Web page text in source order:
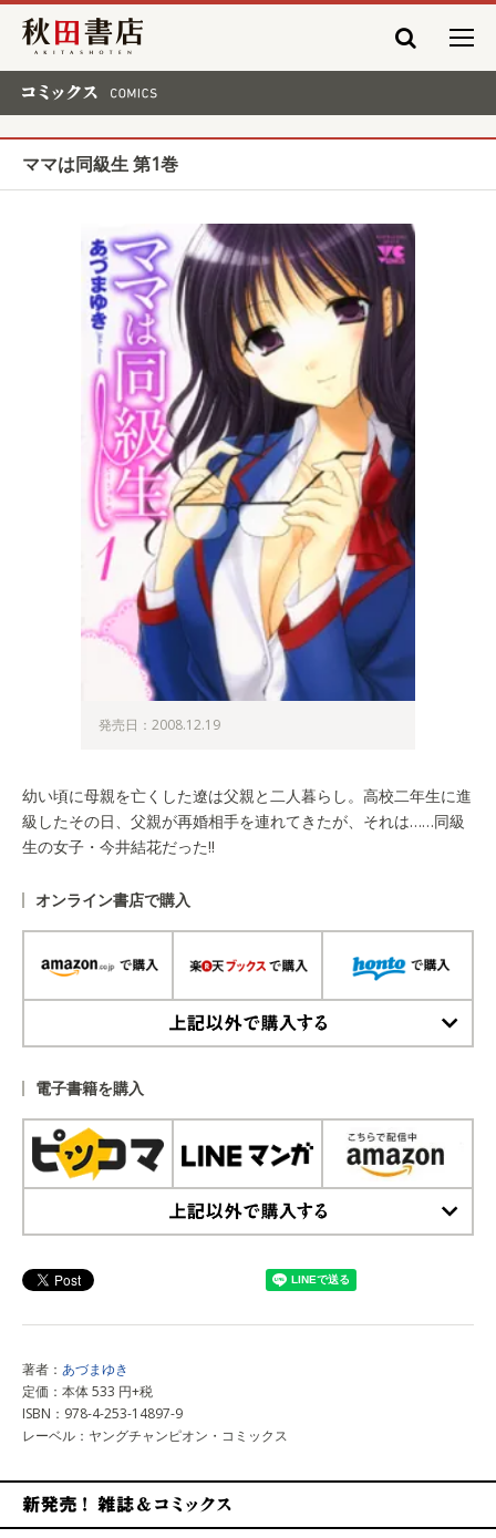
秋田書店
ママは同級生 第1巻
発売日：2008.12.19
幼い頃に母親を亡くした遼は父親と二人暮らし。高校二年生に進
級したその日、父親が再婚相手を連れてきたが、それは……同級
生の女子・今井結花だった!!
オンライン書店で購入
電子書籍を購入
著者： あづまゆき
定価：本体 533 円+税
ISBN：978-4-253-14897-9
レーベル：ヤングチャンピオン・コミックス